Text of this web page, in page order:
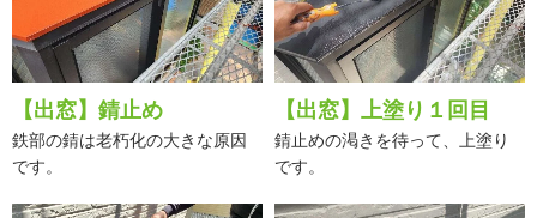
【出窓】錆止め
鉄部の錆は老朽化の大きな原因
です。
【出窓】上塗り１回目
錆止めの渇きを待って、上塗り
です。